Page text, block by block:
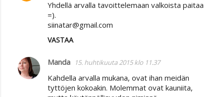
Yhdellä arvalla tavoittelemaan valkoista paitaa
=).
siinatar@gmail.com
VASTAA
Manda 15. huhtikuuta 2015 klo 11.37
Kahdella arvalla mukana, ovat ihan meidän
tyttöjen kokoakin. Molemmat ovat kauniita,